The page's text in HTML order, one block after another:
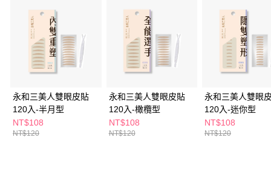
是否繳費成功／繳費後需取消欲退款等相關疑問，請聯繫「AFTEE先享後付
客戶支援中心」
https://netprotections.freshdesk.com/support/home
【注意事項】
１．透過由恩沛科技股份有限公司提供之「AFTEE先享後付」服務完成之交
易，需依本服務之必要範圍內提供個人資料，並將交易相關給付款項請求債
２．關於個人資料處理事宜，請瀏覽以下網址：
https://aftee.tw/terms/#terms3
３．未成年的使用者請事先徵得法定代理人或監護人之同意方可使用
「AFTEE先享後付」，若未經同意申辦者引起之損失，本公司不負相關責
任。
每筆NT$65，滿NT$490(含以上)免運費
7-11取貨付款
每筆NT$65，滿NT$490(含以上)免運費
每筆NT$65，滿NT$490(含以上)免運費
宅配(本島)
每筆NT$100，滿NT$790(含以上)免運費
永和三美人雙眼皮貼
120入-半月型
NT$108
NT$120
永和三美人雙眼皮貼
120入-橄欖型
NT$108
NT$120
永和三美人雙眼
120入-迷你型
NT$108
NT$120